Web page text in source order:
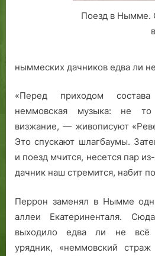
Поезд в Нымме.
ныммеских дачников едва ли
«Перед приходом
неммовская музыка: не
визжание, — живописуют
Это спускают шлагбаумы.
и поезд мчится, несется пар
дачник наш стремится, набит
Перрон заменял в Нымме
аллеи Екатериненталя.
выходило едва ли не всё
урядник, «неммовский страж